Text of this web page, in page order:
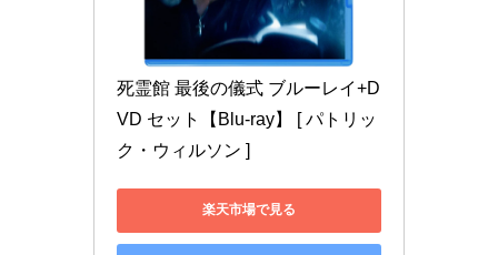
死霊館 最後の儀式 ブルーレイ+D
VD セット【Blu-ray】 [ パトリッ
ク・ウィルソン ]
楽天市場で見る